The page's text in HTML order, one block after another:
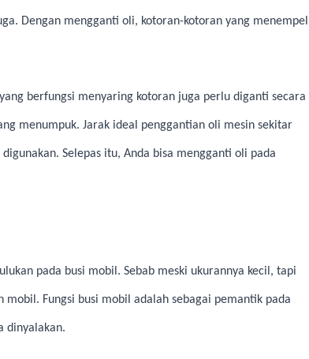
Dengan mengganti oli, kotoran-kotoran yang menempel
berfungsi menyaring kotoran juga perlu diganti secara
menumpuk. Jarak ideal penggantian oli mesin sekitar
Selepas itu, Anda bisa mengganti oli pada
pada busi mobil. Sebab meski ukurannya kecil, tapi
Fungsi busi mobil adalah sebagai pemantik pada
dinyalakan.